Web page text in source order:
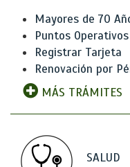
Mayores de 70
Puntos
Registrar Tarjeta
Renovación por
MÁS TRÁMITES
SALUD